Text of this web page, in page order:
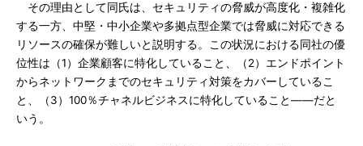
その理由として同氏は、セキュリティの脅威が高度化・複雑化
する一方、中堅・中小企業や多拠点型企業では脅威に対応できる
リソースの確保が難しいと説明する。この状況における同社の優
位性は（1）企業顧客に特化していること、（2）エンドポイント
からネットワークまでのセキュリティ対策をカバーしているこ
と、（3）100％チャネルビジネスに特化していること――だと
いう。